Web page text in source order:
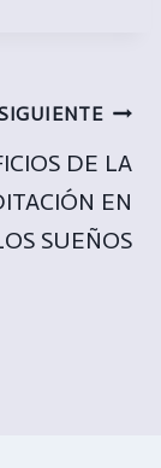
DE LA
EN
SUEÑOS